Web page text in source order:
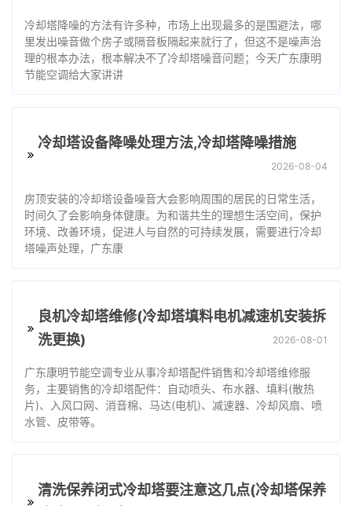
冷却塔降噪的方法有许多种，市场上出现最多的是围避法，哪
里发出噪音做个房子或隔音板隔起来就行了，但这不是噪声治
理的根本办法，根本解决不了冷却塔噪音问题；今天广东康明
节能空调给大家讲讲
冷却塔设备降噪处理方法,冷却塔降噪措施
2026-08-04
房顶安装的冷却塔设备噪音大会影响周围的居民的日常生活，
时间久了会影响身体健康。为和谐共生的理想生活空间，保护
环境、改善环境，促进人与自然的可持续发展，需要进行冷却
塔噪声处理，广东康
良机冷却塔维修(冷却塔填料电机减速机安装拆
洗更换)
2026-08-01
广东康明节能空调专业从事冷却塔配件销售和冷却塔维修服
务，主要销售的冷却塔配件：自动喷头、布水器、填料(散热
片)、入风口网、消音棉、马达(电机)、减速器、冷却风扇、喷
水管、皮带等。
清洗保养闭式冷却塔要注意这几点(冷却塔保养